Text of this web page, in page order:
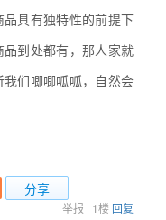
具有独特性的前提下
到处都有，那人家就
们唧唧呱呱，自然会
分享
举报 | 1楼 回复